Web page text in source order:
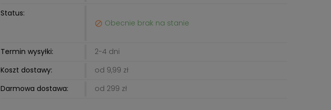
Status:
 Obecnie brak na stanie
Termin wysyłki:
2-4 dni
Koszt dostawy:
od 9,99 zł
Darmowa dostawa:
od 299 zł